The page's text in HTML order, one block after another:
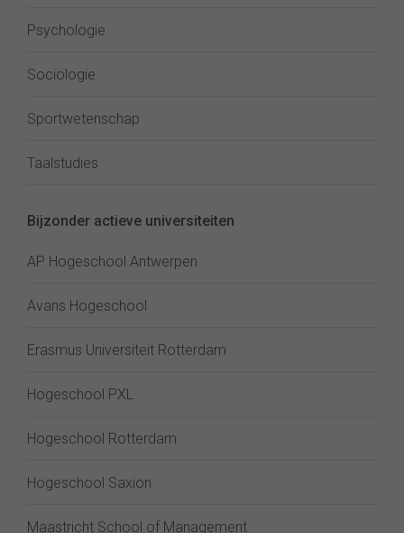
Psychologie
Sociologie
Sportwetenschap
Taalstudies
Bijzonder actieve universiteiten
AP Hogeschool Antwerpen
Avans Hogeschool
Erasmus Universiteit Rotterdam
Hogeschool PXL
Hogeschool Rotterdam
Hogeschool Saxion
Maastricht School of Management